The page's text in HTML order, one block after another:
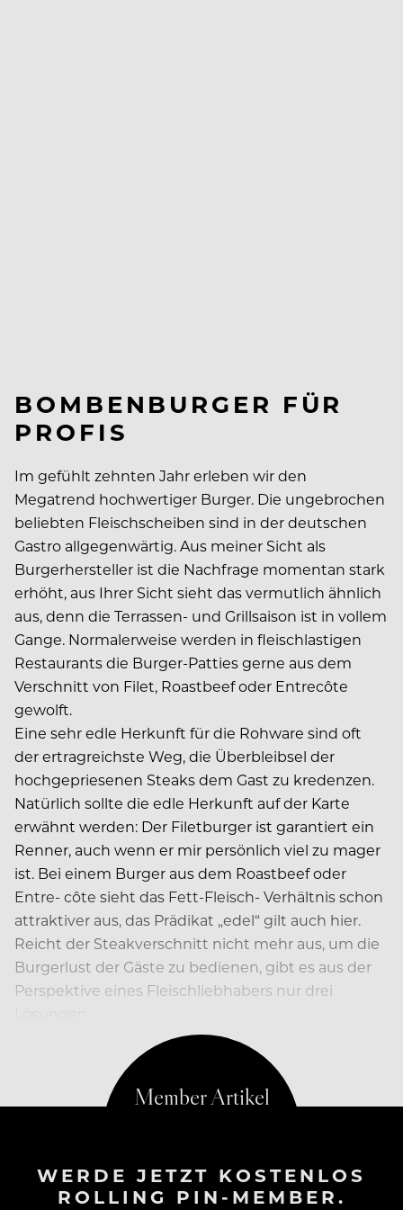
BOMBENBURGER FÜR
PROFIS
Im gefühlt zehnten Jahr erleben wir den
Megatrend hochwertiger Burger. Die ungebrochen
beliebten Fleischscheiben sind in der deutschen
Gastro allgegenwärtig. Aus meiner Sicht als
Burgerhersteller ist die Nachfrage momentan stark
erhöht, aus Ihrer Sicht sieht das vermutlich ähnlich
aus, denn die Terrassen- und Grillsaison ist in vollem
Gange. Normalerweise werden in fleischlastigen
Restaurants die Burger-Patties gerne aus dem
Verschnitt von Filet, Roastbeef oder Entrecôte
gewolft.
Eine sehr edle Herkunft für die Rohware sind oft
der ertragreichste Weg, die Überbleibsel der
hochgepriesenen Steaks dem Gast zu kredenzen.
Natürlich sollte die edle Herkunft auf der Karte
erwähnt werden: Der Filetburger ist garantiert ein
Renner, auch wenn er mir persönlich viel zu mager
ist. Bei einem Burger aus dem Roastbeef oder
Entre- côte sieht das Fett-Fleisch- Verhältnis schon
attraktiver aus, das Prädikat „edel“ gilt auch hier.
Reicht der Steakverschnitt nicht mehr aus, um die
Burgerlust der Gäste zu bedienen, gibt es aus der
Perspektive eines Fleischliebhabers nur drei
WERDE JETZT KOSTENLOS
ROLLING PIN-MEMBER.